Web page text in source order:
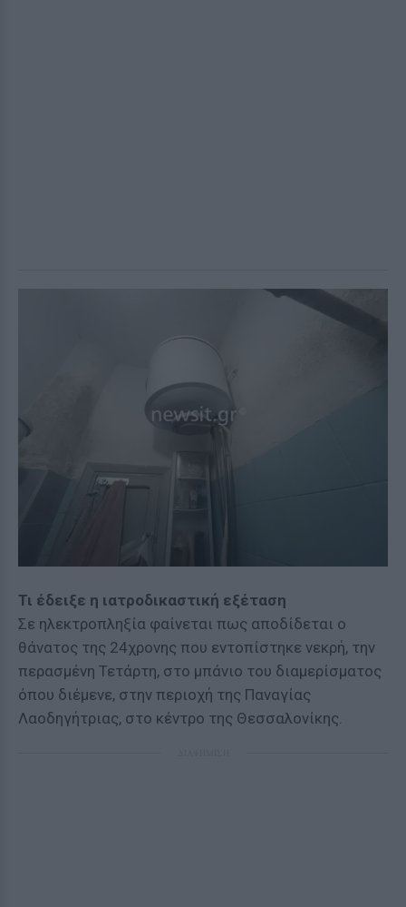
Τι έδειξε η ιατροδικαστική εξέταση
Σε ηλεκτροπληξία φαίνεται πως αποδίδεται ο
θάνατος της 24χρονης που εντοπίστηκε νεκρή, την
περασμένη Τετάρτη, στο μπάνιο του διαμερίσματος
όπου διέμενε, στην περιοχή της Παναγίας
Λαοδηγήτριας, στο κέντρο της Θεσσαλονίκης.